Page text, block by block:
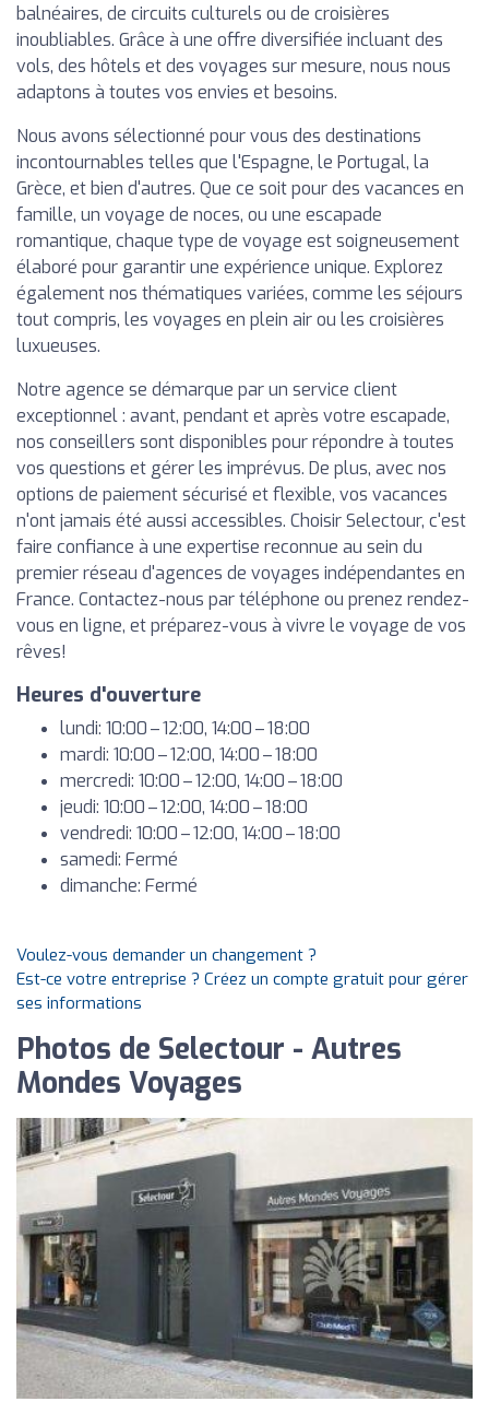
balnéaires, de circuits culturels ou de croisières
inoubliables. Grâce à une offre diversifiée incluant des
vols, des hôtels et des voyages sur mesure, nous nous
adaptons à toutes vos envies et besoins.
Nous avons sélectionné pour vous des destinations
incontournables telles que l'Espagne, le Portugal, la
Grèce, et bien d'autres. Que ce soit pour des vacances en
famille, un voyage de noces, ou une escapade
romantique, chaque type de voyage est soigneusement
élaboré pour garantir une expérience unique. Explorez
également nos thématiques variées, comme les séjours
tout compris, les voyages en plein air ou les croisières
luxueuses.
Notre agence se démarque par un service client
exceptionnel : avant, pendant et après votre escapade,
nos conseillers sont disponibles pour répondre à toutes
vos questions et gérer les imprévus. De plus, avec nos
options de paiement sécurisé et flexible, vos vacances
n'ont jamais été aussi accessibles. Choisir Selectour, c'est
faire confiance à une expertise reconnue au sein du
premier réseau d'agences de voyages indépendantes en
France. Contactez-nous par téléphone ou prenez rendez-
vous en ligne, et préparez-vous à vivre le voyage de vos
rêves!
Heures d'ouverture
lundi: 10:00 – 12:00, 14:00 – 18:00
mardi: 10:00 – 12:00, 14:00 – 18:00
mercredi: 10:00 – 12:00, 14:00 – 18:00
jeudi: 10:00 – 12:00, 14:00 – 18:00
vendredi: 10:00 – 12:00, 14:00 – 18:00
samedi: Fermé
dimanche: Fermé
Voulez-vous demander un changement ?
Est-ce votre entreprise ? Créez un compte gratuit pour gérer
ses informations
Photos de Selectour - Autres
Mondes Voyages